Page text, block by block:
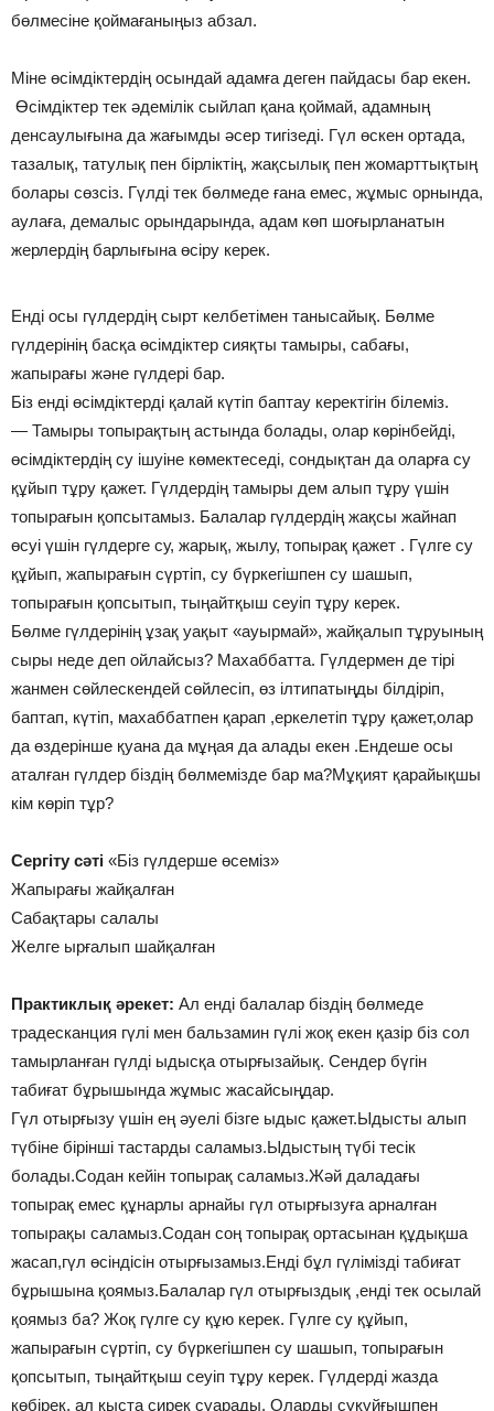
бөлмесіне қоймағаныңыз абзал.
Міне өсімдіктердің осындай адамға деген пайдасы бар екен.
Өсімдіктер тек әдемілік сыйлап қана қоймай, адамның
денсаулығына да жағымды әсер тигізеді. Гүл өскен ортада,
тазалық, татулық пен бірліктің, жақсылық пен жомарттықтың
болары сөзсіз. Гүлді тек бөлмеде ғана емес, жұмыс орнында,
аулаға, демалыс орындарында, адам көп шоғырланатын
жерлердің барлығына өсіру керек.
Енді осы гүлдердің сырт келбетімен танысайық. Бөлме
гүлдерінің басқа өсімдіктер сияқты тамыры, сабағы,
жапырағы және гүлдері бар.
Біз енді өсімдіктерді қалай күтіп баптау керектігін білеміз.
— Тамыры топырақтың астында болады, олар көрінбейді,
өсімдіктердің су ішуіне көмектеседі, сондықтан да оларға су
құйып тұру қажет. Гүлдердің тамыры дем алып тұру үшін
топырағын қопсытамыз. Балалар гүлдердің жақсы жайнап
өсуі үшін гүлдерге су, жарық, жылу, топырақ қажет . Гүлге су
құйып, жапырағын сүртіп, су бүркегішпен су шашып,
топырағын қопсытып, тыңайтқыш сеуіп тұру керек.
Бөлме гүлдерінің ұзақ уақыт «ауырмай», жайқалып тұруының
сыры неде деп ойлайсыз? Махаббатта. Гүлдермен де тірі
жанмен сөйлескендей сөйлесіп, өз ілтипатыңды білдіріп,
баптап, күтіп, махаббатпен қарап ,еркелетіп тұру қажет,олар
да өздерінше қуана да мұңая да алады екен .Ендеше осы
аталған гүлдер біздің бөлмемізде бар ма?Мұқият қарайықшы
кім көріп тұр?
Сергіту сәті «Біз гүлдерше өсеміз»
Жапырағы жайқалған
Сабақтары салалы
Желге ырғалып шайқалған
Практиклық әрекет: Ал енді балалар біздің бөлмеде
традесканция гүлі мен бальзамин гүлі жоқ екен қазір біз сол
тамырланған гүлді ыдысқа отырғызайық. Сендер бүгін
табиғат бұрышында жұмыс жасайсыңдар.
Гүл отырғызу үшін ең әуелі бізге ыдыс қажет.Ыдысты алып
түбіне бірінші тастарды саламыз.Ыдыстың түбі тесік
болады.Содан кейін топырақ саламыз.Жәй даладағы
топырақ емес құнарлы арнайы гүл отырғызуға арналған
топырақы саламыз.Содан соң топырақ ортасынан құдықша
жасап,гүл өсіндісін отырғызамыз.Енді бұл гүлімізді табиғат
бұрышына қоямыз.Балалар гүл отырғыздық ,енді тек осылай
қоямыз ба? Жоқ гүлге су құю керек. Гүлге су құйып,
жапырағын сүртіп, су бүркегішпен су шашып, топырағын
қопсытып, тыңайтқыш сеуіп тұру керек. Гүлдерді жазда
көбірек, ал қыста сирек суарады. Оларды суқұйғышпен